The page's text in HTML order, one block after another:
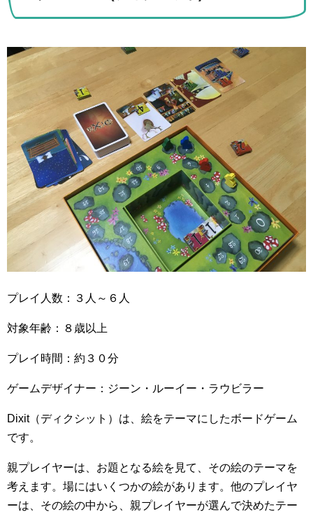
プレイ人数：３人～６人
対象年齢：８歳以上
プレイ時間：約３０分
ゲームデザイナー：ジーン・ルーイー・ラウビラー
Dixit（ディクシット）は、絵をテーマにしたボードゲーム
です。
親プレイヤーは、お題となる絵を見て、その絵のテーマを
考えます。場にはいくつかの絵があります。他のプレイヤ
ーは、その絵の中から、親プレイヤーが選んで決めたテー